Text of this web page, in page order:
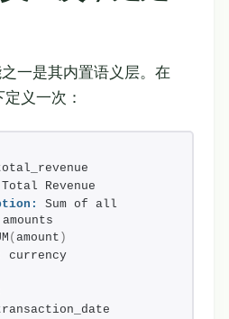
一是其内置语义层。在
义一次：
Total Revenue
Sum of all
(amount )
currency